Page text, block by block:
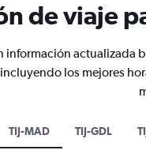
de viaje
información actualizada
los mejores
TIJ-MAD TIJ-GDL